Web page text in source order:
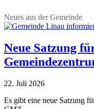
Neues aus der Gemeinde
Neue Satzung
22. Juli 2026
Es gibt eine neue Satzung